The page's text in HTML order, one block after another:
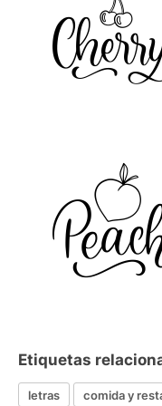
Etiquetas
letras comida y